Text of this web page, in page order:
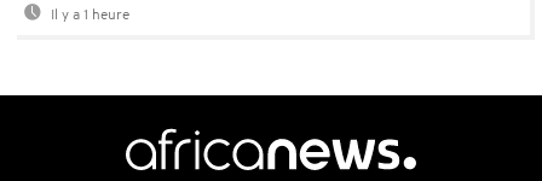
Il y a 1 heure